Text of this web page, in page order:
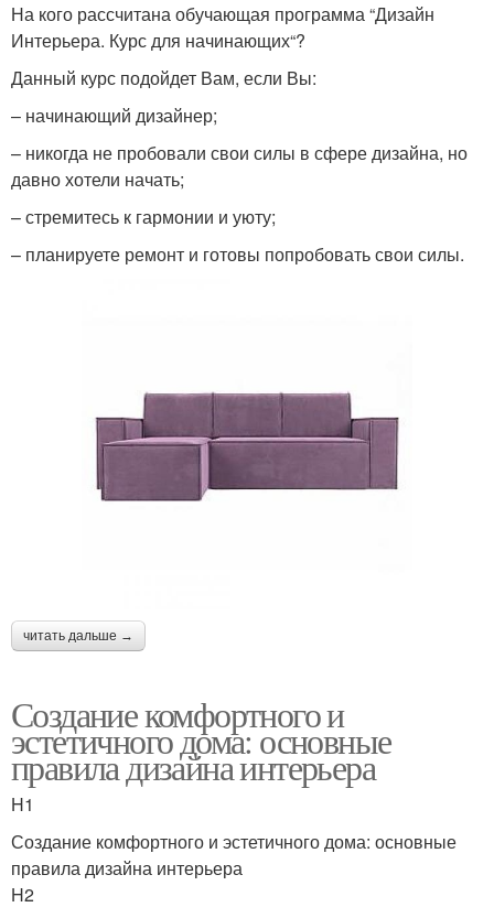
На кого рассчитана обучающая программа “Дизайн
Интерьера. Курс для начинающих“?
Данный курс подойдет Вам, если Вы:
– начинающий дизайнер;
– никогда не пробовали свои силы в сфере дизайна, но
давно хотели начать;
– стремитесь к гармонии и уюту;
– планируете ремонт и готовы попробовать свои силы.
читать дальше →
Создание комфортного и
эстетичного дома: основные
правила дизайна интерьера
H1
Создание комфортного и эстетичного дома: основные
правила дизайна интерьера
H2